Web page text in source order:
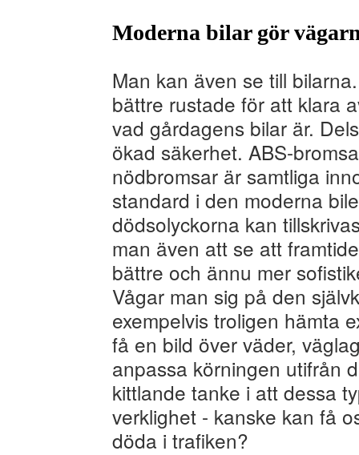
Moderna bilar gör
Man kan även se till
bättre rustade för att klara
vad gårdagens bilar är.
ökad säkerhet. ABS-
nödbromsar är samtliga
standard i den moderna
dödsolyckorna kan
man även att se att
bättre och ännu mer
Vågar man sig på den
exempelvis troligen hämta
få en bild över väder,
anpassa körningen utifrån
kittlande tanke i att dessa
verklighet - kanske kan få
döda i trafiken?